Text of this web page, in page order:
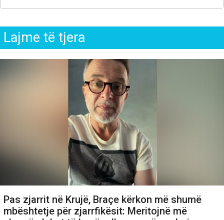
Lajme të tjera
Pas zjarrit në Krujë, Braçe kërkon më shumë
mbështetje për zjarrfikësit: Meritojnë më